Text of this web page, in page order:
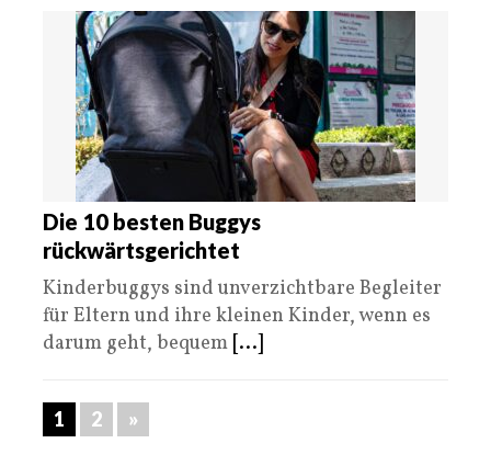
Die 10 besten Buggys
rückwärtsgerichtet
Kinderbuggys sind unverzichtbare Begleiter
für Eltern und ihre kleinen Kinder, wenn es
darum geht, bequem [...]
1 2 »